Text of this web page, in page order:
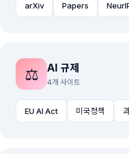
arXiv Papers
⚖️ AI 규제
4개 사이트
EU AI Act 미국정책